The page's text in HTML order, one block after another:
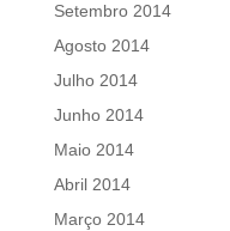
Setembro 2014
Agosto 2014
Julho 2014
Junho 2014
Maio 2014
Abril 2014
Março 2014